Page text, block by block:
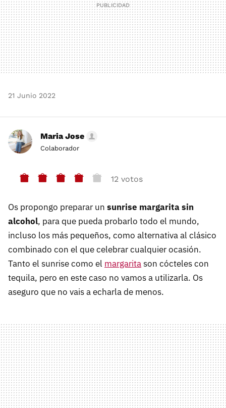
21 Junio 2022
Maria Jose
Colaborador
12 votos
Os propongo preparar un sunrise margarita sin
alcohol, para que pueda probarlo todo el mundo,
incluso los más pequeños, como alternativa al clásico
combinado con el que celebrar cualquier ocasión.
Tanto el sunrise como el margaritason cócteles con
tequila, pero en este caso no vamos a utilizarla. Os
aseguro que no vais a echarla de menos.